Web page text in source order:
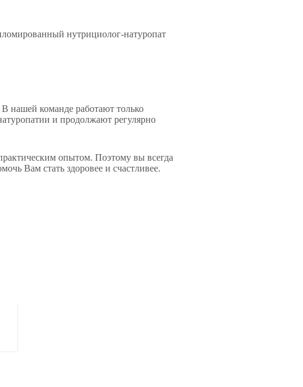
нутрициолог-натуропат
нашей команде работают только
и продолжают регулярно
опытом. Поэтому вы всегда
Вам стать здоровее и счастливее.